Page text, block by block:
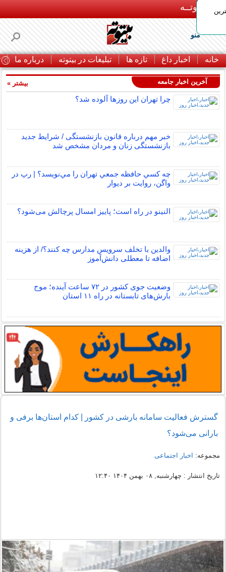
بـیتوتــه
منو
خانه اخبار داغ تازه ها تبلیغات در بیتوته درباره ما
آخرین اخبار جامعه
چرا تهران این روزها آلوده شد؟
خبر مهم درباره قانون بازنشستگی / شرایط جدید
بازنشستگی زنان و مردان مشخص شد
چه كسي حافظه جمعي تهران را مي‌نويسد؟ | رپ در
واگن، روايت بر ديوار
النینو در راه است؛ پاییز امسال پرچالش می‌شود؟
والدین با تخلف سرویس مدارس چه کنند؟/ از هزینه
اضافه تا معطلی دانش‌آموز
وضعیت جوی کشور در ۷۲ ساعت آینده؛ موج
بارش‌های تابستانه در راه ۱۱ استان
بیشتر »
گسترش فعالیت سامانه بارشی در کشور | کدام استان‌ها برفی و
بارانی می‌شود؟
مجموعه: اخبار اجتماعی
تاریخ انتشار : چهارشنبه, ۰۸ بهمن ۱۴۰۴ ۱۲:۴۰